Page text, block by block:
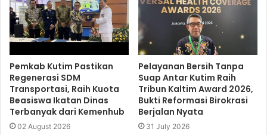
Pemkab Kutim Pastikan
Regenerasi SDM
Transportasi, Raih Kuota
Beasiswa Ikatan Dinas
Terbanyak dari Kemenhub
02 August 2026
Pelayanan Bersih Tanpa
Suap Antar Kutim Raih
Tribun Kaltim Award 2026,
Bukti Reformasi Birokrasi
Berjalan Nyata
31 July 2026